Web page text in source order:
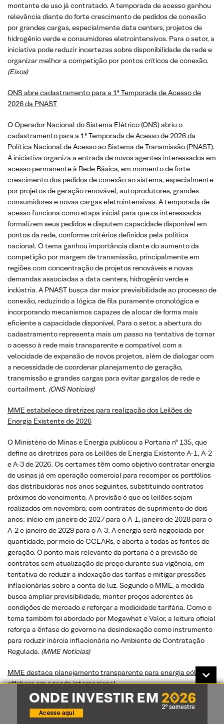
montante de uso já contratado. A temporada de acesso ganhou
relevância diante do forte crescimento de pedidos de conexão
por grandes cargas, especialmente data centers, projetos de
hidrogênio verde e consumidores eletrointensivos. Para o setor, a
iniciativa pode reduzir incertezas sobre disponibilidade de rede e
organizar melhor a competição por pontos críticos de conexão.
(Eixos)
ONS abre cadastramento para a 1ª Temporada de Acesso de
2026 da PNAST
O Operador Nacional do Sistema Elétrico (ONS) abriu o
cadastramento para a 1ª Temporada de Acesso de 2026 da
Política Nacional de Acesso ao Sistema de Transmissão (PNAST).
A iniciativa organiza a entrada de novos agentes interessados em
acesso permanente à Rede Básica, em momento de forte
crescimento dos pedidos de conexão ao sistema, especialmente
por projetos de geração renovável, autoprodutores, grandes
consumidores e novas cargas eletrointensivas. A temporada de
acesso funciona como etapa inicial para que os interessados
formalizem seus pedidos e disputem capacidade disponível em
pontos da rede, conforme critérios definidos pela política
nacional. O tema ganhou importância diante do aumento da
competição por margem de transmissão, principalmente em
regiões com concentração de projetos renováveis e novas
demandas associadas a data centers, hidrogênio verde e
indústria. A PNAST busca dar maior previsibilidade ao processo de
conexão, reduzindo a lógica de fila puramente cronológica e
incorporando mecanismos capazes de alocar de forma mais
eficiente a capacidade disponível. Para o setor, a abertura do
cadastramento representa mais um passo na tentativa de tornar
o acesso à rede mais transparente e compatível com a
velocidade de expansão de novos projetos, além de dialogar com
a necessidade de coordenar planejamento de geração,
transmissão e grandes cargas para evitar gargalos de rede e
curtailment. (ONS Notícias)
MME estabelece diretrizes para realização dos Leilões de
Energia Existente de 2026
O Ministério de Minas e Energia publicou a Portaria nº 135, que
define as diretrizes para os Leilões de Energia Existente A-1, A-2
e A-3 de 2026. Os certames têm como objetivo contratar energia
de usinas já em operação comercial para recompor os portfólios
das distribuidoras nos anos seguintes, substituindo contratos
próximos do vencimento. A previsão é que os leilões sejam
realizados em novembro, com contratos de suprimento de dois
anos: início em janeiro de 2027 para o A-1, janeiro de 2028 para o
A-2 e janeiro de 2029 para o A-3. A energia será negociada por
quantidade, por meio de CCEARs, e aberta a todas as fontes de
geração. O ponto mais relevante da portaria é a previsão de
contratos sem atualização de preço durante sua vigência, em
tentativa de reduzir a indexação das tarifas e mitigar pressões
inflacionárias sobre a conta de luz. Segundo o MME, a medida
busca ampliar previsibilidade, manter preços aderentes às
condições de mercado e reforçar a modicidade tarifária. Como o
tema também foi abordado por Megawhat e Valor, a leitura oficial
reforça a ênfase do governo na desindexação como instrumento
para reduzir inércia inflacionária no Ambiente de Contratação
Regulada. (MME Notícias)
MME destaca planejamento transparente para energia eólica
offshore em agenda internacional
O Ministério de Minas e Energia destacou, em agenda técnica
realizada na Dinamarca, o compromisso do Brasil com o